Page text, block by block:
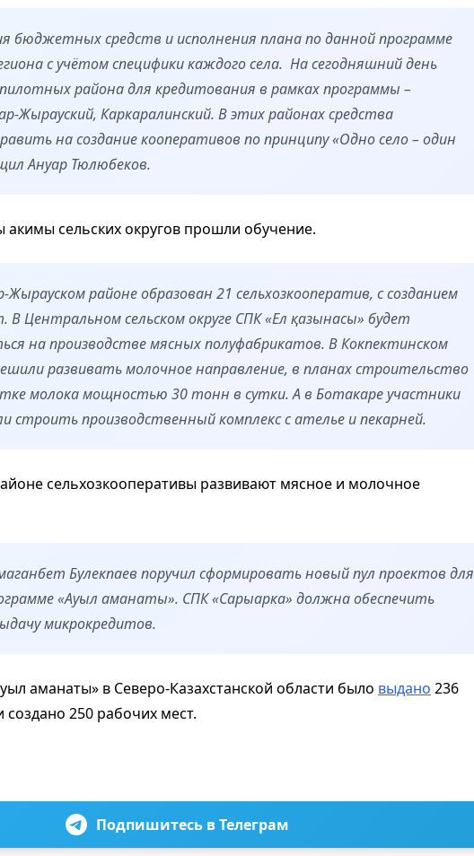
бюджетных средств и исполнения плана по данной программе
с учётом специфики каждого села. На сегодняшний день
района для кредитования в рамках программы –
Жырауский, Каркаралинский. В этих районах средства
на создание кооперативов по принципу «Одно село – один
Ануар Тюлюбеков.
сельских округов прошли обучение.
Жырауском районе образован 21 сельхозкооператив, с созданием
В Центральном сельском округе СПК «Ел қазынасы» будет
на производстве мясных полуфабрикатов. В Кокпектинском
развивать молочное направление, в планах строительство
молока мощностью 30 тонн в сутки. А в Ботакаре участники
строить производственный комплекс с ателье и пекарней.
сельхозкооперативы развивают мясное и молочное
Булекпаев поручил сформировать новый пул проектов для
«Ауыл аманаты». СПК «Сарыарка» должна обеспечить
микрокредитов.
аманаты» в Северо-Казахстанской области было выдано 236
создано 250 рабочих мест.
Подпишитесь в Телеграм